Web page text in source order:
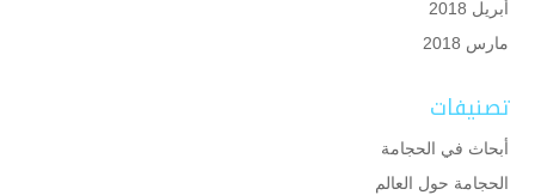
أبريل 2018
مارس 2018
تصنيفات
أبحاث في الحجامة
الحجامة حول العالم